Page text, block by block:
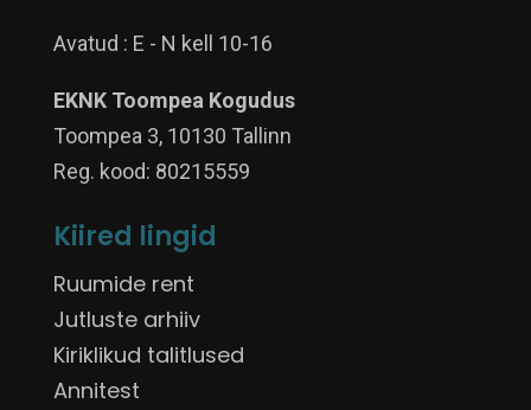
Avatud : E - N kell 10-16
EKNK Toompea Kogudus
Toompea 3, 10130 Tallinn
Reg. kood: 80215559
Kiired lingid
Ruumide rent
Jutluste arhiiv
Kiriklikud talitlused
Annitest